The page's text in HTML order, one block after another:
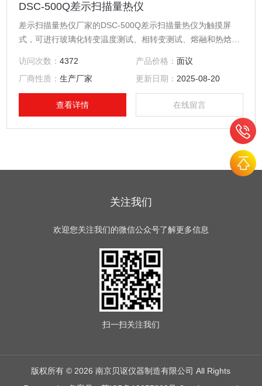
DSC-500Q差示扫描量热仪
差示扫描量热仪厂家的DSC-500Q差示扫描量热仪为触摸屏
式，可进行玻璃化转变温度测试、相转变测试、熔融和热焓值
摸屏，脱离了电脑的束缚。
访问次数：4372 产品价格： 面议
厂商性质：生产厂家 更新日期： 2025-08-20
查看详情 在线留言
关注我们
欢迎您关注我们的微信公众号了解更多信息
扫一扫关注我们
版权所有 © 2026 南京贝讴仪器制造有限公司 All Rights